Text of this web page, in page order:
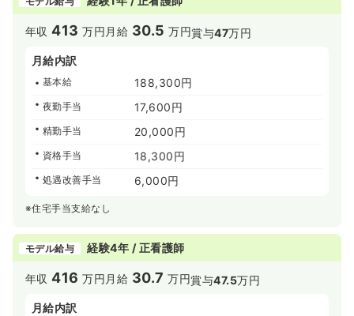
年収413 万円 月給 30.5 万円賞与47万円
月給内訳
基本給 188,300円
夜勤手当 17,600円
精勤手当 20,000円
資格手当 18,300円
処遇改善手当 6,000円
※住宅手当支給なし
モデル給与 経験4年 / 正看護師
年収416 万円 月給 30.7 万円賞与47.5万円
月給内訳